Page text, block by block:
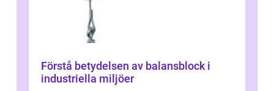
Förstå betydelsen av balansblock i
industriella miljöer